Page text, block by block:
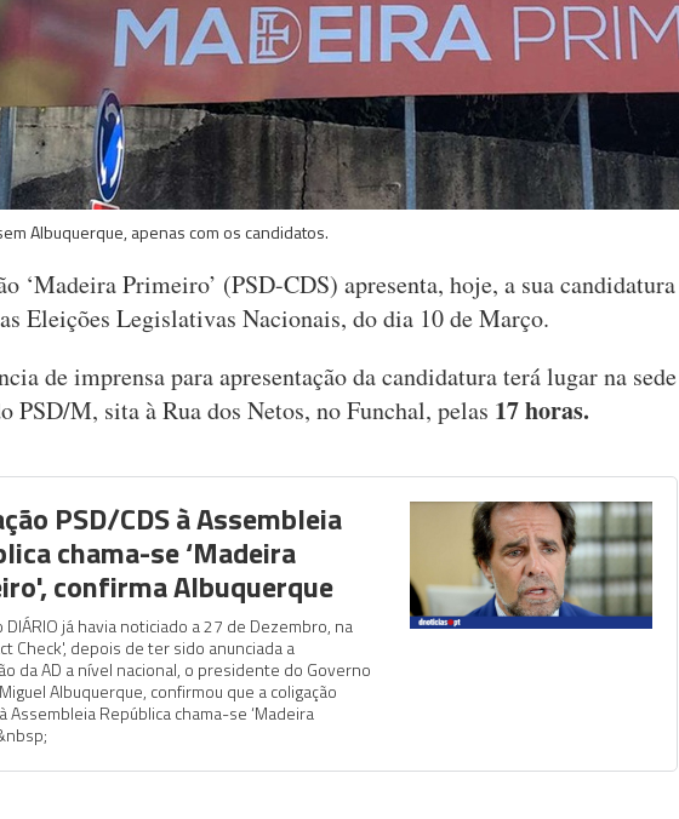
Albuquerque, apenas com os candidatos.
‘Madeira Primeiro’ (PSD-CDS) apresenta, hoje, a sua candidatura
Eleições Legislativas Nacionais, do dia 10 de Março.
de imprensa para apresentação da candidatura terá lugar na sede
PSD/M, sita à Rua dos Netos, no Funchal, pelas 17 horas.
PSD/CDS à Assembleia
chama-se ‘Madeira
confirma Albuquerque
DIÁRIO já havia noticiado a 27 de Dezembro, na
Check', depois de ter sido anunciada a
da AD a nível nacional, o presidente do Governo
Albuquerque, confirmou que a coligação
Assembleia República chama-se ‘Madeira